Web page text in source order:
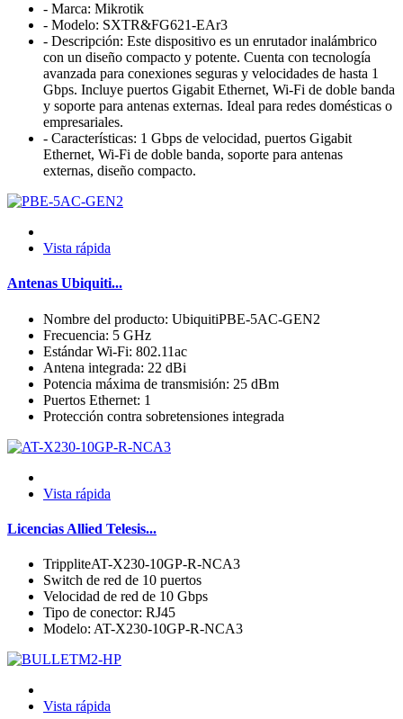
- Marca: Mikrotik
- Modelo: SXTR&FG621-EAr3
- Descripción: Este dispositivo es un enrutador inalámbrico
con un diseño compacto y potente. Cuenta con tecnología
avanzada para conexiones seguras y velocidades de hasta 1
Gbps. Incluye puertos Gigabit Ethernet, Wi-Fi de doble banda
y soporte para antenas externas. Ideal para redes domésticas o
empresariales.
- Características: 1 Gbps de velocidad, puertos Gigabit
Ethernet, Wi-Fi de doble banda, soporte para antenas
externas, diseño compacto.
Vista rápida
Antenas Ubiquiti...
Nombre del producto: UbiquitiPBE-5AC-GEN2
Frecuencia: 5 GHz
Estándar Wi-Fi: 802.11ac
Antena integrada: 22 dBi
Potencia máxima de transmisión: 25 dBm
Puertos Ethernet: 1
Protección contra sobretensiones integrada
Vista rápida
Licencias Allied Telesis...
TrippliteAT-X230-10GP-R-NCA3
Switch de red de 10 puertos
Velocidad de red de 10 Gbps
Tipo de conector: RJ45
Modelo: AT-X230-10GP-R-NCA3
Vista rápida